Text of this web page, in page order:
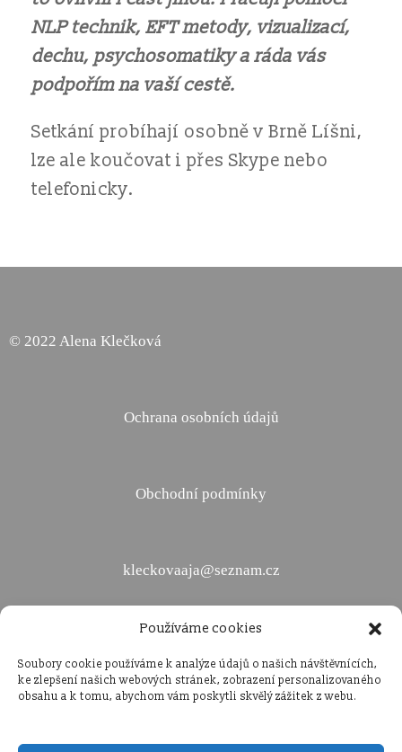
Používáme cookies
Soubory cookie používáme k analýze údajů o našich návštěvnících,
ke zlepšení našich webových stránek, zobrazení personalizovaného
obsahu a k tomu, abychom vám poskytli skvělý zážitek z webu.
NLP technik, EFT metody, vizualizací,
dechu, psychosomatiky a ráda vás
podpořím na vaší cestě.
Setkání probíhají osobně v Brně Líšni,
lze ale koučovat i přes Skype nebo
telefonicky.
© 2022 Alena Klečková
Ochrana osobních údajů
Obchodní podmínky
kleckovaaja@seznam.cz